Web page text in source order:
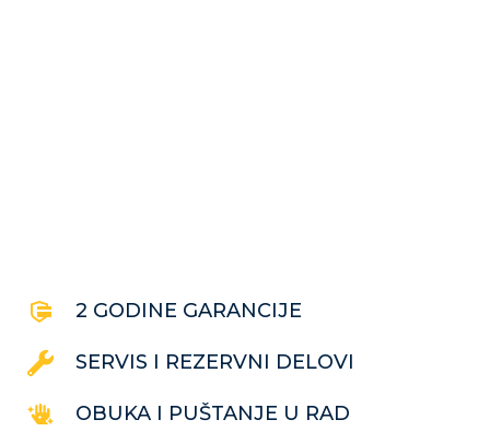
2 GODINE GARANCIJE
SERVIS I REZERVNI DELOVI
OBUKA I PUŠTANJE U RAD